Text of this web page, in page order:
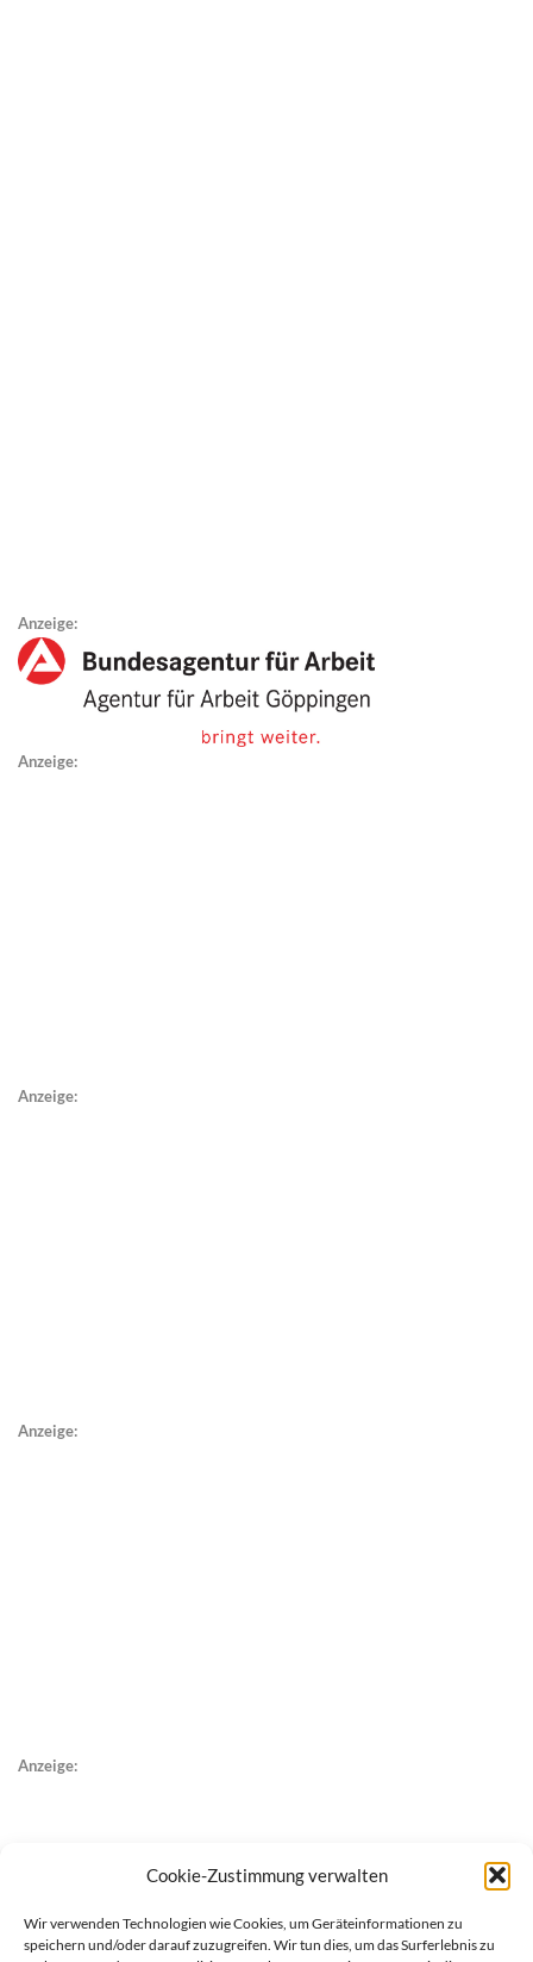
Cookie-Zustimmung verwalten
Wir verwenden Technologien wie Cookies, um Geräteinformationen zu
speichern und/oder darauf zuzugreifen. Wir tun dies, um das Surferlebnis zu
Anzeige:
Anzeige:
Anzeige:
Anzeige:
Anzeige: